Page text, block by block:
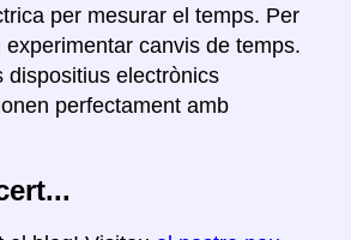
per mesurar el temps. Per
canvis de temps.
dispositius electrònics
perfectament amb